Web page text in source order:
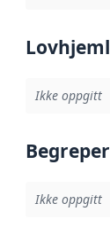
Ikke oppgitt
Ikke oppgitt